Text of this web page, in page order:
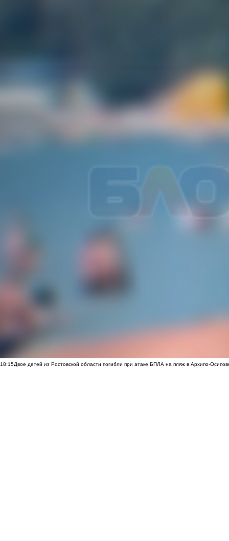
18:15Двое детей из Ростовской области погибли при атаке БПЛА на пляж в Архипо-